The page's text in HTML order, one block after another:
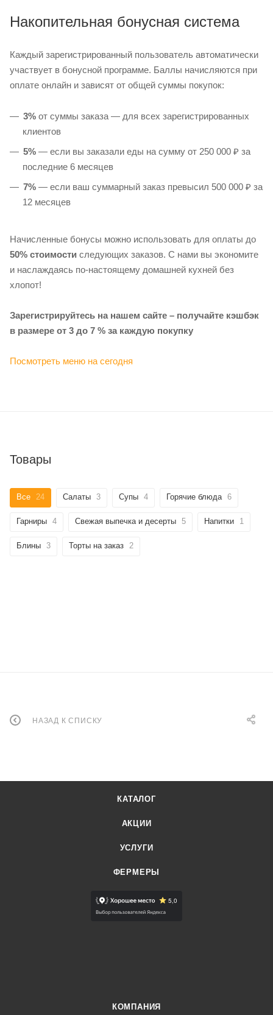
Накопительная бонусная система
Каждый зарегистрированный пользователь автоматически
участвует в бонусной программе. Баллы начисляются при
оплате онлайн и зависят от общей суммы покупок:
3% от суммы заказа — для всех зарегистрированных
клиентов
5% — если вы заказали еды на сумму от 250 000 ₽ за
последние 6 месяцев
7% — если ваш суммарный заказ превысил 500 000 ₽ за
12 месяцев
Начисленные бонусы можно использовать для оплаты до
50% стоимости следующих заказов. С нами вы экономите
и наслаждаясь по-настоящему домашней кухней без
хлопот!
Зарегистрируйтесь на нашем сайте – получайте кэшбэк
в размере от 3 до 7 % за каждую покупку
Посмотреть меню на сегодня
Товары
Все 24 Салаты 3 Супы 4 Горячие блюда 6
Гарниры 4 Свежая выпечка и десерты 5 Напитки 1
Блины 3 Торты на заказ 2
НАЗАД К СПИСКУ
КАТАЛОГ
АКЦИИ
УСЛУГИ
ФЕРМЕРЫ
КОМПАНИЯ